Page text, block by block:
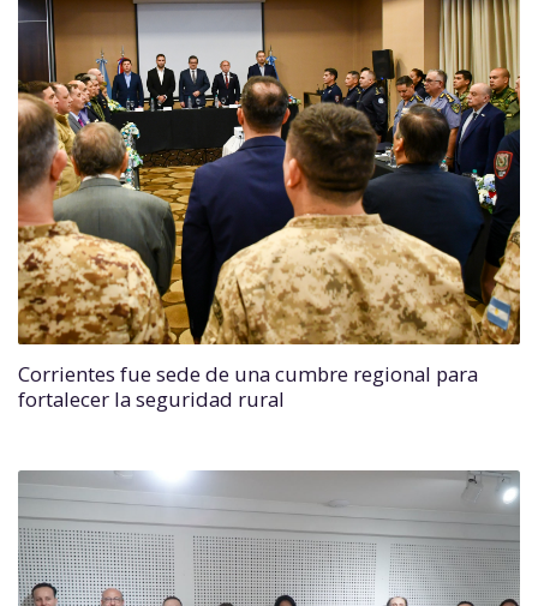
Corrientes fue sede de una cumbre regional para
fortalecer la seguridad rural